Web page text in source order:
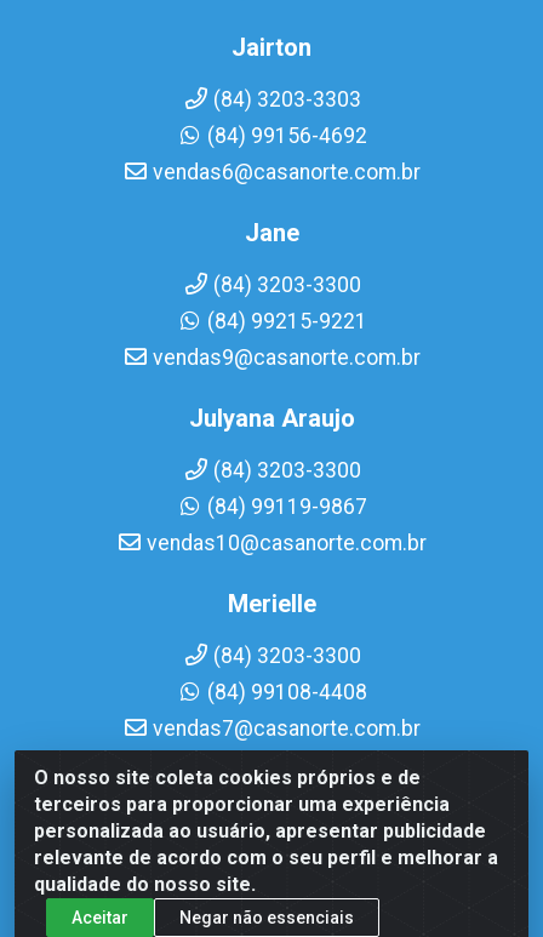
O nosso site coleta cookies próprios e de
terceiros para proporcionar uma experiência
personalizada ao usuário, apresentar publicidade
relevante de acordo com o seu perfil e melhorar a
qualidade do nosso site.
Aceitar Negar não essenciais
Jairton
(84) 3203-3303
(84) 99156-4692
vendas6@casanorte.com.br
Jane
(84) 3203-3300
(84) 99215-9221
vendas9@casanorte.com.br
Julyana Araujo
(84) 3203-3300
(84) 99119-9867
vendas10@casanorte.com.br
Merielle
(84) 3203-3300
(84) 99108-4408
vendas7@casanorte.com.br
Casa Norte LTDA - Av. Interventor Mário Câmara, 1815 - Dix-
Sept Rosado, Natal/RN - CEP 59054-600 - CNPJ
08.713.513/0001-51